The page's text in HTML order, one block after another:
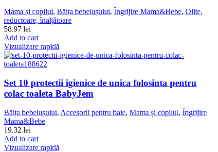
Mama și copilul, Băița bebelușului, Îngrijire Mama&Bebe, Olite,
reductoare, înalțǎtoare
58.97 lei
Add to cart
Vizualizare rapidă
Set 10 protectii igienice de unica folosinta pentru
colac toaleta BabyJem
Băița bebelușului, Accesorii pentru baie, Mama și copilul, Îngrijire
Mama&Bebe
19.32 lei
Add to cart
Vizualizare rapidă